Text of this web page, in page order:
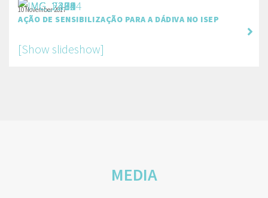
10 November 2017
AÇÃO DE SENSIBILIZAÇÃO PARA A DÁDIVA NO ISEP
[Show slideshow]
MEDIA